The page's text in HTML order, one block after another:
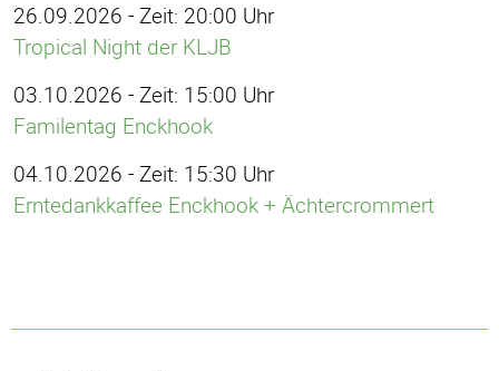
26.09.2026 - Zeit: 20:00 Uhr
Tropical Night der KLJB
03.10.2026 - Zeit: 15:00 Uhr
Familentag Enckhook
04.10.2026 - Zeit: 15:30 Uhr
Erntedankkaffee Enckhook + Ächtercrommert